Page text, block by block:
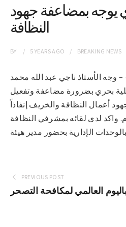
يوجه بمضاعفة جهود
النظافة
BY 5 YEARSAGO BREAKING NEWS
6-2021 (سونا) – وجه الأستاذ ناجي عبد الله محمد
بحري بضرورة مضاعفة وتفعيل
أعمال النظافة والخريف إنفاذاً
واكد لدى لقائه بمشرفي النظافة
PREVIOUS POST
العالمي لمكافحة التصحر